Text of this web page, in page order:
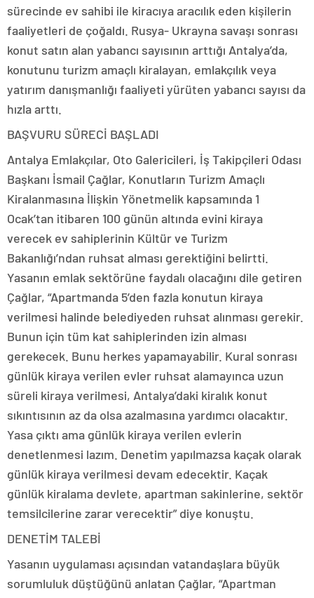
sürecinde ev sahibi ile kiracıya aracılık eden kişilerin
faaliyetleri de çoğaldı. Rusya- Ukrayna savaşı sonrası
konut satın alan yabancı sayısının arttığı Antalya’da,
konutunu turizm amaçlı kiralayan, emlakçılık veya
yatırım danışmanlığı faaliyeti yürüten yabancı sayısı da
hızla arttı.
BAŞVURU SÜRECİ BAŞLADI
Antalya Emlakçılar, Oto Galericileri, İş Takipçileri Odası
Başkanı İsmail Çağlar, Konutların Turizm Amaçlı
Kiralanmasına İlişkin Yönetmelik kapsamında 1
Ocak’tan itibaren 100 günün altında evini kiraya
verecek ev sahiplerinin Kültür ve Turizm
Bakanlığı’ndan ruhsat alması gerektiğini belirtti.
Yasanın emlak sektörüne faydalı olacağını dile getiren
Çağlar, “Apartmanda 5’den fazla konutun kiraya
verilmesi halinde belediyeden ruhsat alınması gerekir.
Bunun için tüm kat sahiplerinden izin alması
gerekecek. Bunu herkes yapamayabilir. Kural sonrası
günlük kiraya verilen evler ruhsat alamayınca uzun
süreli kiraya verilmesi, Antalya’daki kiralık konut
sıkıntısının az da olsa azalmasına yardımcı olacaktır.
Yasa çıktı ama günlük kiraya verilen evlerin
denetlenmesi lazım. Denetim yapılmazsa kaçak olarak
günlük kiraya verilmesi devam edecektir. Kaçak
günlük kiralama devlete, apartman sakinlerine, sektör
temsilcilerine zarar verecektir” diye konuştu.
DENETİM TALEBİ
Yasanın uygulaması açısından vatandaşlara büyük
sorumluluk düştüğünü anlatan Çağlar, “Apartman